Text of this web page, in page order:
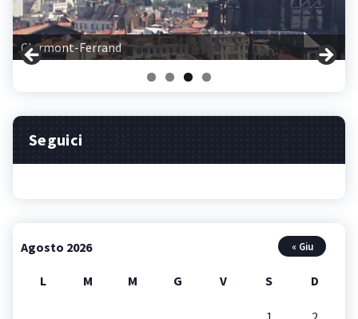
Clermont-Ferrand
Seguici
Agosto 2026
L M M G V S D
« Giu